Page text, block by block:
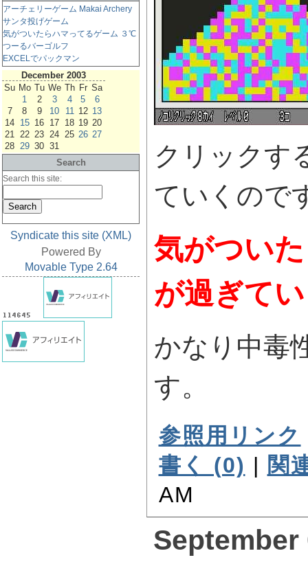
アーチェリーゲーム Makai Archery
サンタ投げゲーム
気がついたらハマってるゲーム ３℃
つーるバーゴルフ
EXCELでパックマン
December 2003
Su Mo Tu We Th Fr Sa
1
2 3 4 5
6
7
8 9 10 11 12 13
14 15 16 17 18 19 20
21 22 23 24 25 26 27
28 29 30 31
Search
Search this site:
Syndicate this site (XML)
Powered By
Movable Type 2.64
クリックす
ていくので
気がつい
が過ぎて
かなり中毒
す。
参照用リンク
書く (0) | 関
AM
September